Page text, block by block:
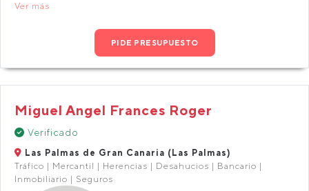
Ver más
PIDE PRESUPUESTO
Miguel Angel Frances Roger
Verificado
Las Palmas de Gran Canaria (Las Palmas)
Tráfico | Mercantil | Herencias | Desahucios | Bancario |
Inmobiliario | Seguros